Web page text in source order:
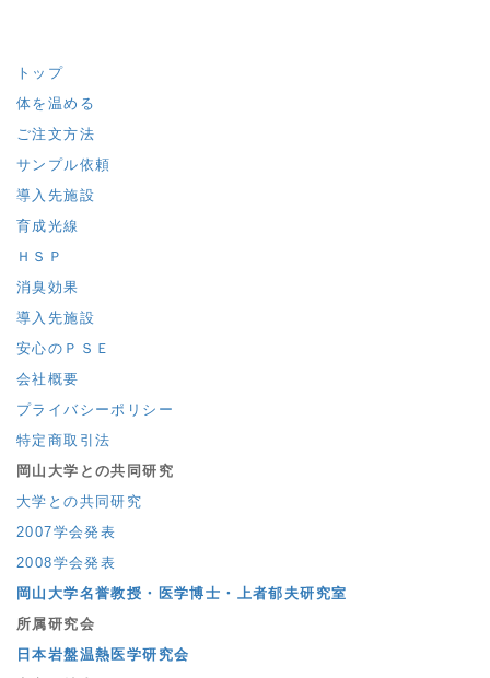
トップ
体を温める
ご注文方法
サンプル依頼
導入先施設
育成光線
ＨＳＰ
消臭効果
導入先施設
安心のＰＳＥ
会社概要
プライバシーポリシー
特定商取引法
岡山大学との共同研究
大学との共同研究
2007学会発表
2008学会発表
岡山大学名誉教授・医学博士・上者郁夫研究室
所属研究会
日本岩盤温熱医学研究会